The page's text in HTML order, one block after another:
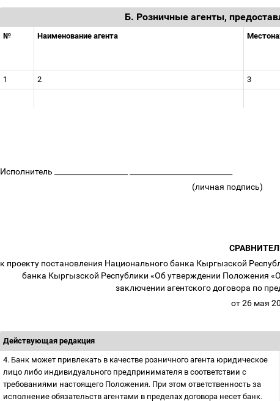
Б. Розничные агенты,
№ Наименование агента
1 2 3
Исполнитель ____________________ ____________________________
(личная подпись)
к проекту постановления Национального банка Кыргызской
банка Кыргызской Республики «Об утверждении Положения
заключении агентского договора по
от 26 мая
Действующая редакция
4. Банк может привлекать в качестве розничного агента юридическое
лицо либо индивидуального предпринимателя в соответствии с
требованиями настоящего Положения. При этом ответственность за
исполнение обязательств агентами в пределах договора несет банк.